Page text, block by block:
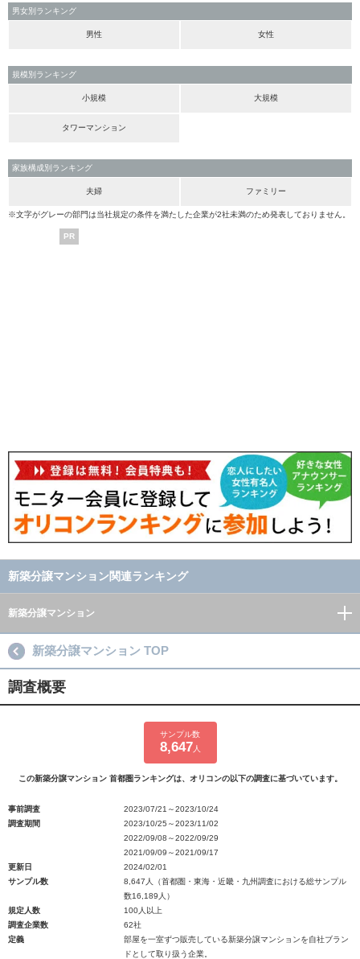
男女別ランキング
男性 女性
規模別ランキング
小規模 大規模
タワーマンション
家族構成別ランキング
夫婦 ファミリー
※文字がグレーの部門は当社規定の条件を満たした企業が2社未満のため発表しておりません。
PR
新築分譲マンション関連ランキング
新築分譲マンション
新築分譲マンション TOP
調査概要
サンプル数
8,647 人
この新築分譲マンション 首都圏ランキングは、オリコンの以下の調査に基づいています。
事前調査
2023/07/21～2023/10/24
調査期間
2023/10/25～2023/11/02
2022/09/08～2022/09/29
2021/09/09～2021/09/17
更新日
2024/02/01
サンプル数
8,647人（首都圏・東海・近畿・九州調査における総サンプル
数16,189人）
規定人数
100人以上
調査企業数
62社
定義
部屋を一室ずつ販売している新築分譲マンションを自社ブラン
ドとして取り扱う企業。